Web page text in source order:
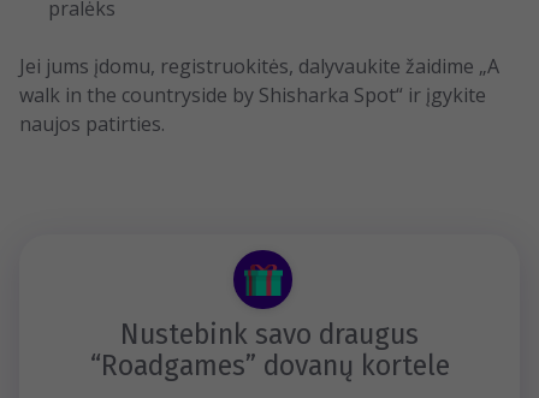
pralėks
Jei jums įdomu, registruokitės, dalyvaukite žaidime „​A
walk in the countryside by Shisharka Spot“ ir įgykite
naujos patirties.
Nustebink savo draugus
“Roadgames” dovanų kortele